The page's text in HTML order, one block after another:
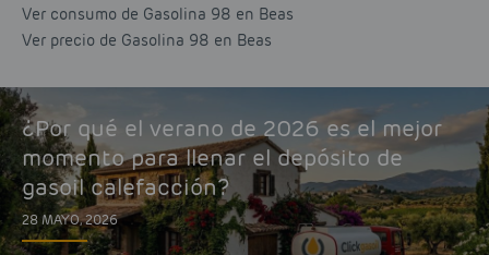
Ver consumo de Gasolina 98 en Beas
Ver precio de Gasolina 98 en Beas
¿Por qué el verano de 2026 es el mejor
momento para llenar el depósito de
gasoil calefacción?
28 MAYO, 2026